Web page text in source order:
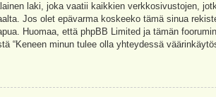
laki, joka vaatii kaikkien verkkosivustojen,
Jos olet epävarma koskeeko tämä sinua
Huomaa, että phpBB Limited ja tämän
“Keneen minun tulee olla yhteydessä